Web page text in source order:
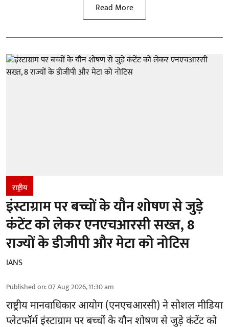
Read More
राष्ट्रीय
इंस्टाग्राम पर बच्चों के यौन शोषण से जुड़े
कंटेंट को लेकर एनएचआरसी सख्त, 8
राज्यों के डीजीपी और मेटा को नोटिस
IANS
Published on:07 Aug 2026, 11:30 am
राष्ट्रीय मानवाधिकार आयोग(एनएचआरसी) ने सोशल मीडिया
प्लेटफॉर्म इंस्टाग्राम पर बच्चों के यौन शोषण से जुड़े कंटेंट को